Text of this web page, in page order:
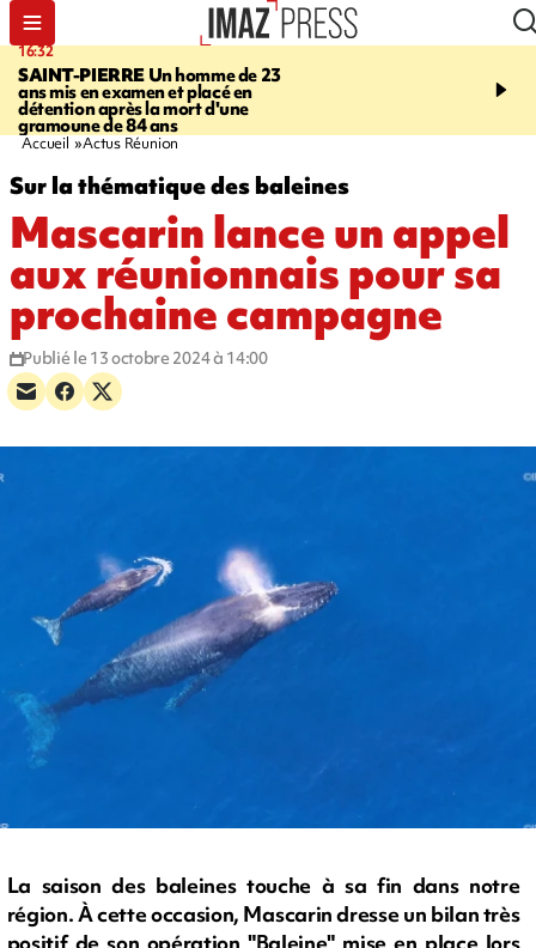
16:32
SAINT-PIERREUn homme de 23
ans mis en examen et placé en
détention après la mort d'une
gramoune de 84 ans
21:08
et Turquie scellent un
Accueil Actus Réunion
Sur la thématique des baleines
Mascarin lance un appel
aux réunionnais pour sa
prochaine campagne
Publié le 13 octobre 2024 à 14:00
La saison des baleines touche à sa fin dans notre
région. À cette occasion, Mascarin dresse un bilan très